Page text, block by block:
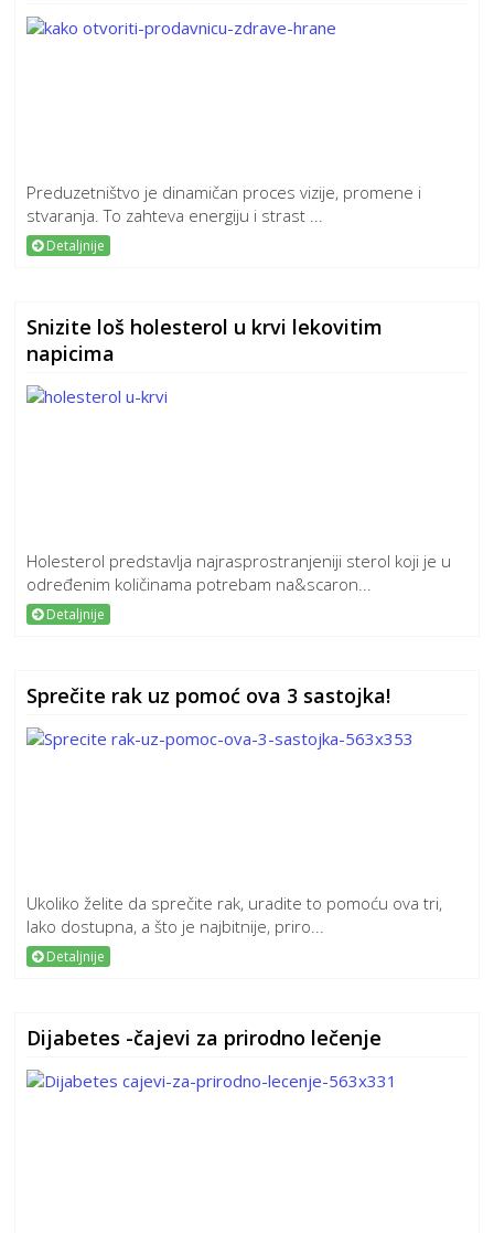
Preduzetništvo je dinamičan proces vizije, promene i
stvaranja. To zahteva energiju i strast ...
Detaljnije
Snizite loš holesterol u krvi lekovitim
napicima
Holesterol predstavlja najrasprostranjeniji sterol koji je u
određenim količinama potrebam na&scaron...
Detaljnije
Sprečite rak uz pomoć ova 3 sastojka!
Ukoliko želite da sprečite rak, uradite to pomoću ova tri,
lako dostupna, a što je najbitnije, priro...
Detaljnije
Dijabetes -čajevi za prirodno lečenje